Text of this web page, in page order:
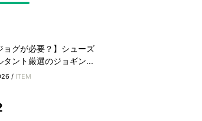
ョグが必要？】シューズ
タント厳選のジョギン...
/ ITEM